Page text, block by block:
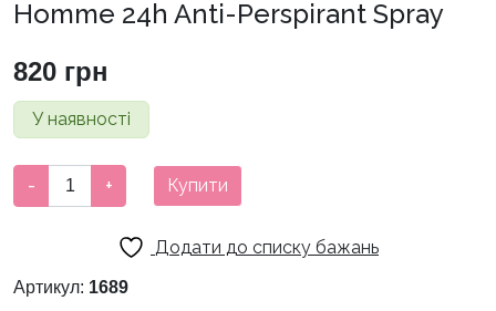
Homme 24h Anti-Perspirant Spray
820 грн
У наявності
Антиперспірант
спрей
24h
- + Купити
Додати до списку бажань
Артикул: 1689